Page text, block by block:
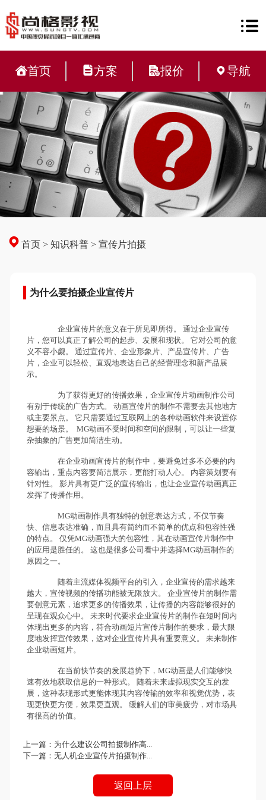
首页 方案 报价 导航
首页 >知识科普 >宣传片拍摄
为什么要拍摄企业宣传片
企业宣传片的意义在于所见即所得。 通过企业宣传
片，您可以真正了解公司的起步、发展和现状。 它对公司的意
义不容小觑。 通过宣传片、企业形象片、产品宣传片、广告
片，企业可以轻松、直观地表达自己的经营理念和新产品展
示。
为了获得更好的传播效果，企业宣传片动画制作公司
有别于传统的广告方式。 动画宣传片的制作不需要去其他地方
或主要景点。 它只需要通过互联网上的各种动画软件来设置你
想要的场景。 MG动画不受时间和空间的限制，可以让一些复
杂抽象的广告更加简洁生动。
在企业动画宣传片的制作中，要避免过多不必要的内
容输出，重点内容要简洁展示，更能打动人心。 内容策划要有
针对性。 影片具有更广泛的宣传输出，也让企业宣传动画真正
发挥了传播作用。
MG动画制作具有独特的创意表达方式，不仅节奏
快、信息表达准确，而且具有简约而不简单的优点和包容性强
的特点。 仅凭MG动画强大的包容性，其在动画宣传片制作中
的应用是胜任的。 这也是很多公司看中并选择MG动画制作的
原因之一。
随着主流媒体视频平台的引入，企业宣传的需求越来
越大，宣传视频的传播功能被无限放大。 企业宣传片的制作需
要创意元素，追求更多的传播效果，让传播的内容能够很好的
呈现在观众心中。 未来时代要求企业宣传片的制作在短时间内
体现出更多的内容，符合动画短片宣传片制作的要求，最大限
度地发挥宣传效果，这对企业宣传片具有重要意义。 未来制作
企业动画短片。
在当前快节奏的发展趋势下，MG动画是人们能够快
速有效地获取信息的一种形式。 随着未来虚拟现实交互的发
展，这种表现形式更能体现其内容传输的效率和视觉优势，表
现更快更方便，效果更直观。 缓解人们的审美疲劳，对市场具
有很高的价值。
上一篇： 为什么建议公司拍摄制作高...
下一篇：无人机企业宣传片拍摄制作...
返回上层